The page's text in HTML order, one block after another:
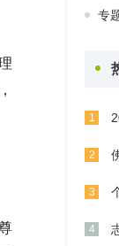
专
1
2
3
4